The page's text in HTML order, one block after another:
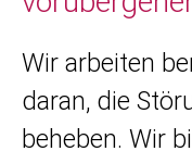
Wir arbeiten
daran, die
beheben. Wir